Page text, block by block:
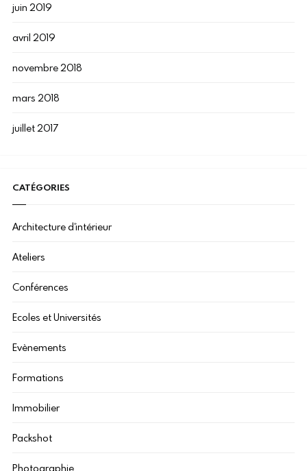
juin 2019
avril 2019
novembre 2018
mars 2018
juillet 2017
CATÉGORIES
Architecture d'intérieur
Ateliers
Conférences
Ecoles et Universités
Evènements
Formations
Immobilier
Packshot
Photographie